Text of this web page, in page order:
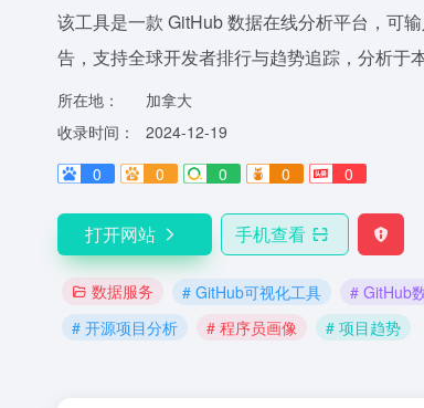
该工具是一款 GitHub 数据在线分析平台，可
告，支持全球开发者排行与趋势追踪，分析于
所在地：
加拿大
收录时间：
2024-12-19
0
0 0 0 0
打开网站 手机查看
数据服务 # GitHub可视化工具 # GitHub
# 开源项目分析
# 程序员画像 # 项目趋势